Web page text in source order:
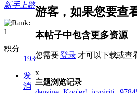
新手上路
积分
193
发
消
游客，如果您要查
本帖子中包含更多资源
您需要 登录 才可以下载或查
x
主题浏览记录